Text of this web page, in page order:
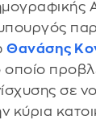
Θανάσης
σε
κύρια